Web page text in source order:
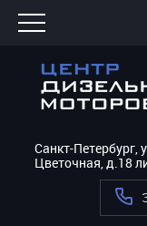
Санкт-Петербург,
Цветочная, д.18